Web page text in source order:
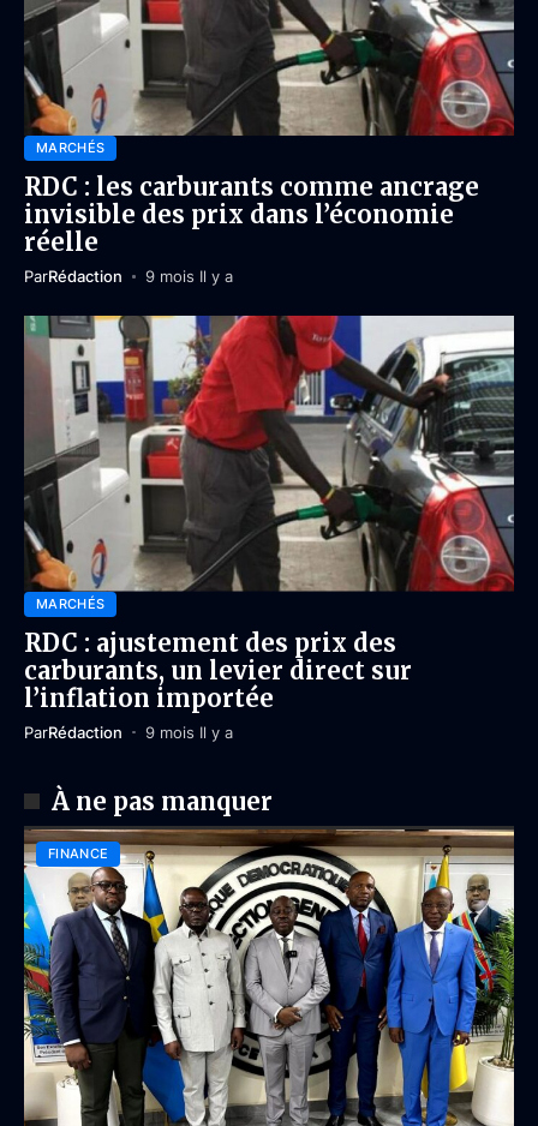
MARCHÉS
RDC : les carburants comme ancrage
invisible des prix dans l’économie
réelle
ParRédaction 9 mois Il y a
MARCHÉS
RDC : ajustement des prix des
carburants, un levier direct sur
l’inflation importée
ParRédaction 9 mois Il y a
À ne pas manquer
FINANCE